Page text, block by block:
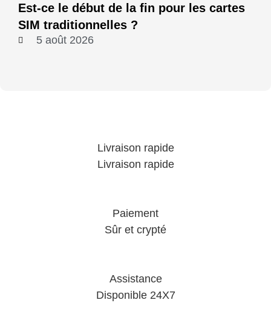
Est-ce le début de la fin pour les cartes
SIM traditionnelles ?
5 août 2026
Livraison rapide
Livraison rapide
Paiement
Sûr et crypté
Assistance
Disponible 24X7